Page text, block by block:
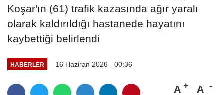
Koşar'ın (61) trafik kazasında ağır yaralı
olarak kaldırıldığı hastanede hayatını
kaybettiği belirlendi
HABERLER 16 Haziran 2026 - 00:36
A A